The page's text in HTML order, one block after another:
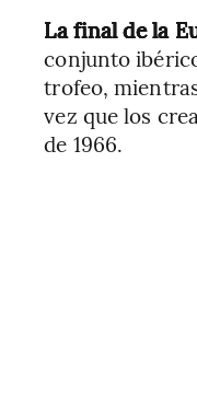
La final de la
conjunto
trofeo,
vez que los
de 1966.